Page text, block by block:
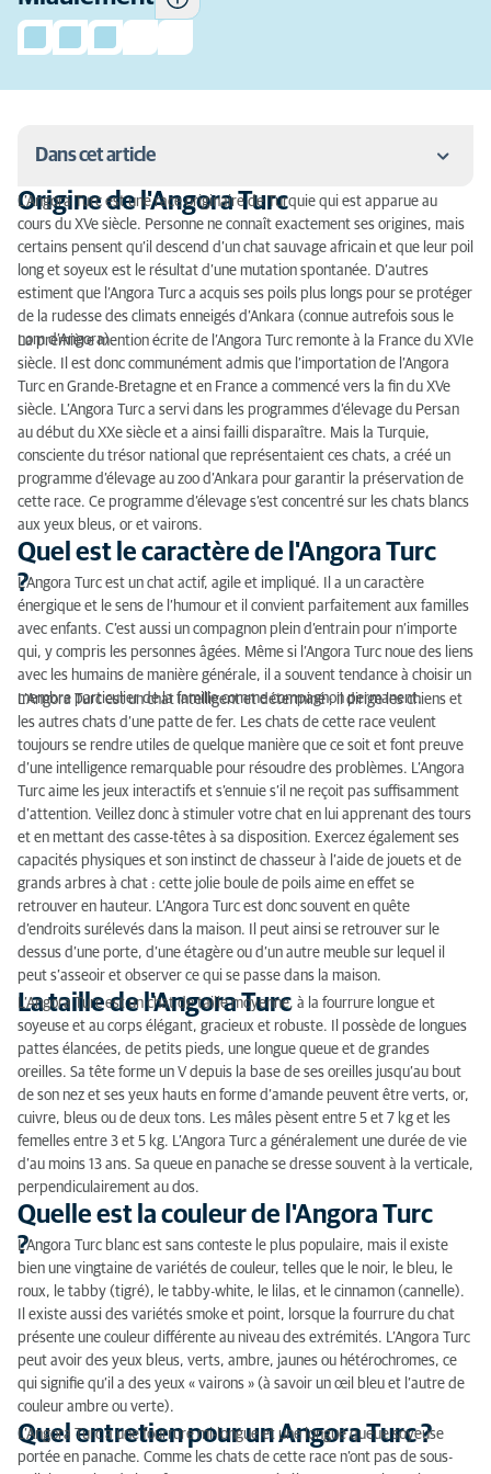
Dans cet article
Origine de l'Angora Turc
Quel est le caractère de l'Angora Turc ?
La taille de l'Angora Turc
Quelle est la couleur de l'Angora Turc ?
Quel entretien pour un Angora Turc ?
Les particularités de l'Angora Turc
Les maladies héréditaires de l'Angora Turc
Comment nourrir un Angora Turc ?
Origine de l'Angora Turc
L’Angora Turc est une race originaire de Turquie qui est apparue au
cours du XVe siècle. Personne ne connaît exactement ses origines, mais
certains pensent qu’il descend d’un chat sauvage africain et que leur poil
long et soyeux est le résultat d’une mutation spontanée. D’autres
estiment que l’Angora Turc a acquis ses poils plus longs pour se protéger
de la rudesse des climats enneigés d’Ankara (connue autrefois sous le
nom d’Angora).
La première mention écrite de l’Angora Turc remonte à la France du XVIe
siècle. Il est donc communément admis que l’importation de l’Angora
Turc en Grande-Bretagne et en France a commencé vers la fin du XVe
siècle. L’Angora Turc a servi dans les programmes d’élevage du Persan
au début du XXe siècle et a ainsi failli disparaître. Mais la Turquie,
consciente du trésor national que représentaient ces chats, a créé un
programme d’élevage au zoo d’Ankara pour garantir la préservation de
cette race. Ce programme d’élevage s’est concentré sur les chats blancs
aux yeux bleus, or et vairons.
Quel est le caractère de l'Angora Turc
?
L’Angora Turc est un chat actif, agile et impliqué. Il a un caractère
énergique et le sens de l’humour et il convient parfaitement aux familles
avec enfants. C’est aussi un compagnon plein d’entrain pour n’importe
qui, y compris les personnes âgées. Même si l’Angora Turc noue des liens
avec les humains de manière générale, il a souvent tendance à choisir un
membre particulier de la famille comme compagnon permanent.
L’Angora Turc est un chat intelligent et déterminé ; il dirige les chiens et
les autres chats d’une patte de fer. Les chats de cette race veulent
toujours se rendre utiles de quelque manière que ce soit et font preuve
d’une intelligence remarquable pour résoudre des problèmes. L’Angora
Turc aime les jeux interactifs et s’ennuie s’il ne reçoit pas suffisamment
d’attention. Veillez donc à stimuler votre chat en lui apprenant des tours
et en mettant des casse-têtes à sa disposition. Exercez également ses
capacités physiques et son instinct de chasseur à l’aide de jouets et de
grands arbres à chat : cette jolie boule de poils aime en effet se
retrouver en hauteur. L’Angora Turc est donc souvent en quête
d’endroits surélevés dans la maison. Il peut ainsi se retrouver sur le
dessus d’une porte, d’une étagère ou d’un autre meuble sur lequel il
peut s’asseoir et observer ce qui se passe dans la maison.
La taille de l'Angora Turc
L’Angora Turc est un chat de taille moyenne, à la fourrure longue et
soyeuse et au corps élégant, gracieux et robuste. Il possède de longues
pattes élancées, de petits pieds, une longue queue et de grandes
oreilles. Sa tête forme un V depuis la base de ses oreilles jusqu’au bout
de son nez et ses yeux hauts en forme d’amande peuvent être verts, or,
cuivre, bleus ou de deux tons. Les mâles pèsent entre 5 et 7 kg et les
femelles entre 3 et 5 kg. L’Angora Turc a généralement une durée de vie
d’au moins 13 ans. Sa queue en panache se dresse souvent à la verticale,
perpendiculairement au dos.
Quelle est la couleur de l'Angora Turc
?
L’Angora Turc blanc est sans conteste le plus populaire, mais il existe
bien une vingtaine de variétés de couleur, telles que le noir, le bleu, le
roux, le tabby (tigré), le tabby-white, le lilas, et le cinnamon (cannelle).
Il existe aussi des variétés smoke et point, lorsque la fourrure du chat
présente une couleur différente au niveau des extrémités. L’Angora Turc
peut avoir des yeux bleus, verts, ambre, jaunes ou hétérochromes, ce
qui signifie qu’il a des yeux « vairons » (à savoir un œil bleu et l’autre de
couleur ambre ou verte).
Quel entretien pour un Angora Turc ?
L’Angora Turc a une fourrure mi-longue et une longue queue soyeuse
portée en panache. Comme les chats de cette race n’ont pas de sous-